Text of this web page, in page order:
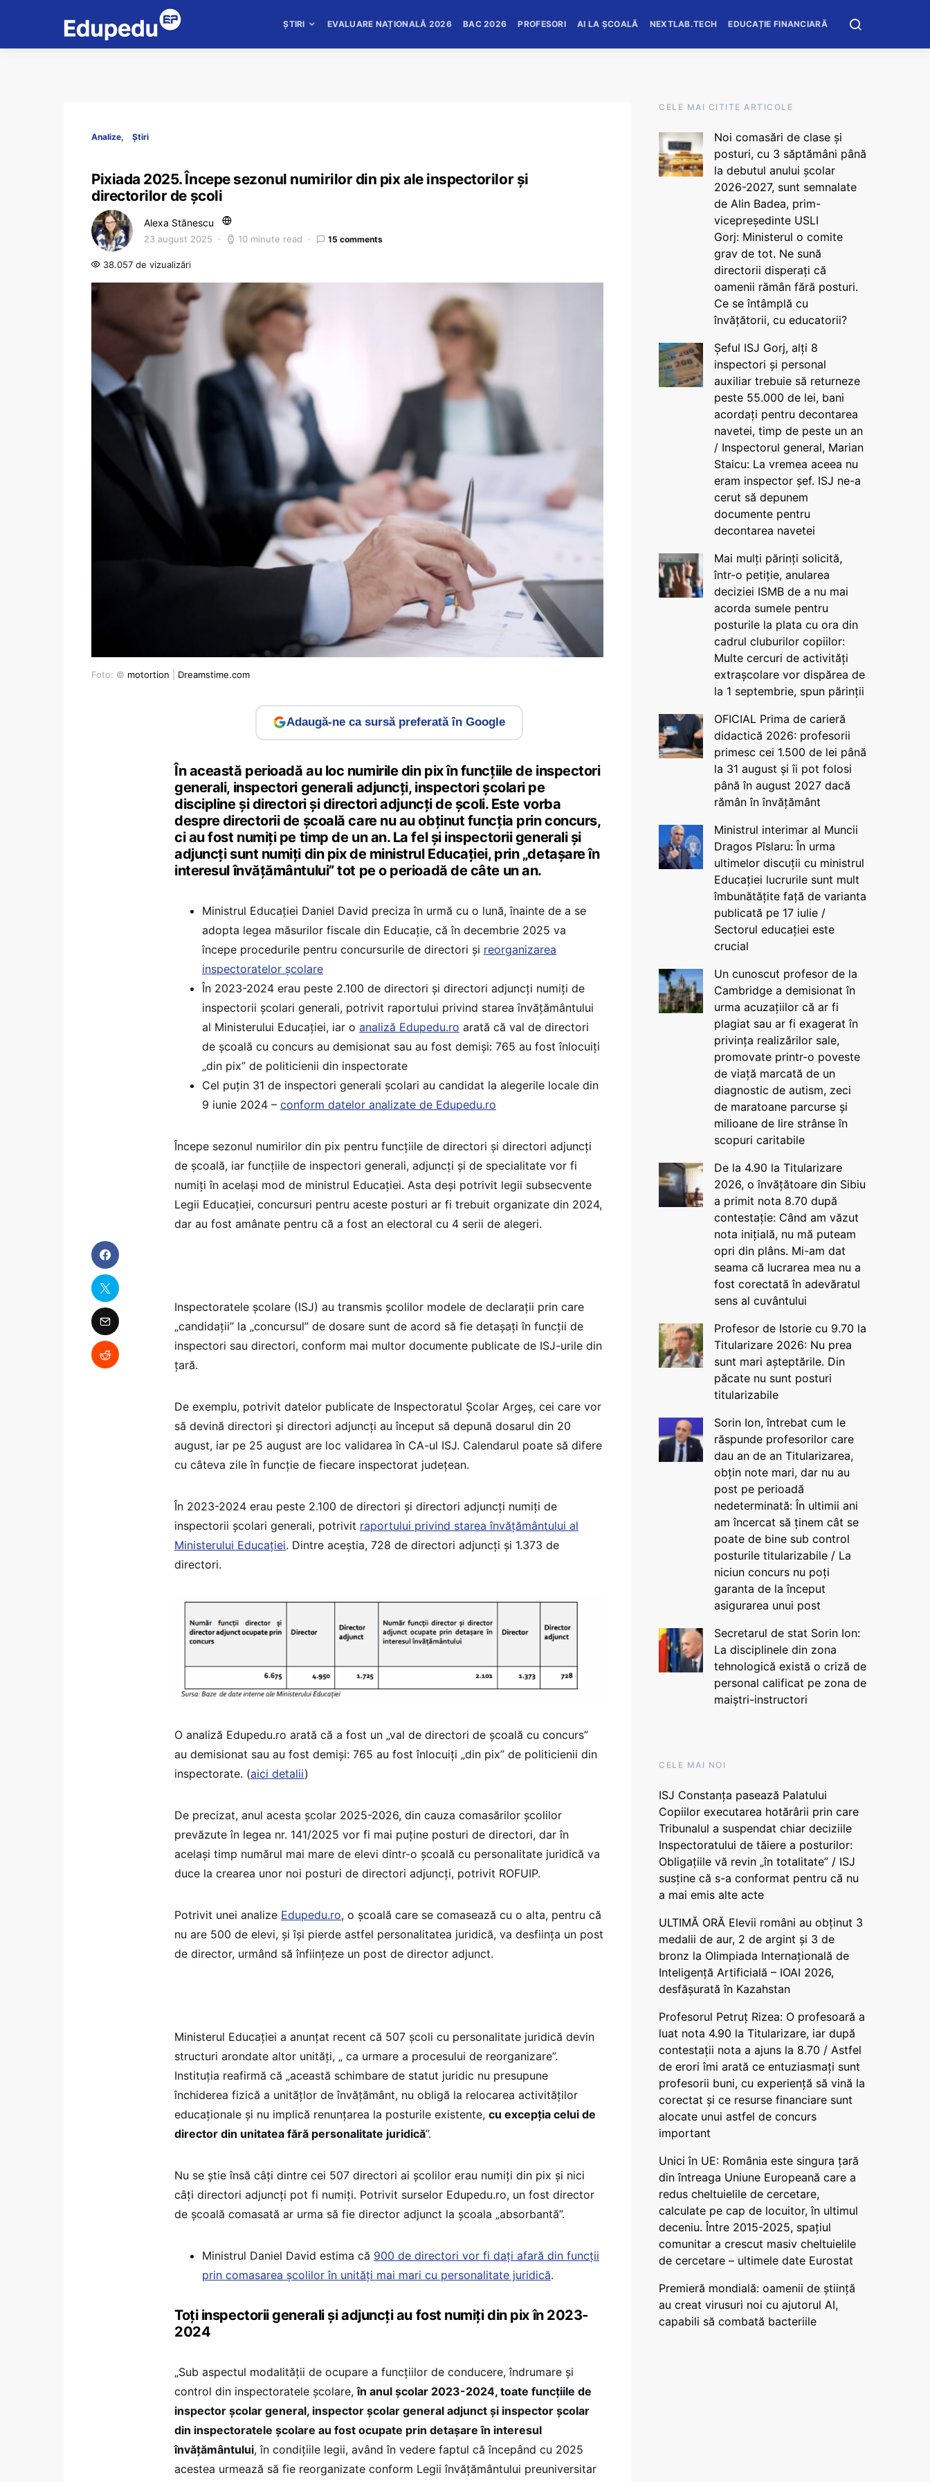
ȘTIRI EVALUARE NAȚIONALĂ 2026 BAC 2026 PROFESORI AI LA ȘCOALĂ NEXTLAB.TECH EDUCAȚIE FINANCIARĂ
Analize Știri
Pixiada 2025. Începe sezonul numirilor din pix ale inspectorilor și
directorilor de școli
Alexa Stănescu
23 august 2025 10 minute read 15 comments
38.057 de vizualizări
Foto: © motortion Dreamstime.com
Adaugă-ne ca sursă preferată în Google
În această perioadă au loc numirile din pix în funcțiile de inspectori
generali, inspectori generali adjuncți, inspectori școlari pe
discipline și directori și directori adjuncți de școli. Este vorba
despre directorii de școală care nu au obținut funcția prin concurs,
ci au fost numiți pe timp de un an. La fel și inspectorii generali și
adjuncți sunt numiți din pix de ministrul Educației, prin „detașare în
interesul învățământului” tot pe o perioadă de câte un an.
Ministrul Educației Daniel David preciza în urmă cu o lună, înainte de a se
adopta legea măsurilor fiscale din Educație, că în decembrie 2025 va
începe procedurile pentru concursurile de directori și reorganizarea
inspectoratelor școlare
În 2023-2024 erau peste 2.100 de directori și directori adjuncți numiți de
inspectorii școlari generali, potrivit raportului privind starea învățământului
al Ministerului Educației, iar o analiză Edupedu.ro arată că val de directori
de școală cu concurs au demisionat sau au fost demiși: 765 au fost înlocuiți
„din pix” de politicienii din inspectorate
Cel puțin 31 de inspectori generali școlari au candidat la alegerile locale din
9 iunie 2024 – conform datelor analizate de Edupedu.ro
Începe sezonul numirilor din pix pentru funcțiile de directori și directori adjuncți
de școală, iar funcțiile de inspectori generali, adjuncți și de specialitate vor fi
numiți în același mod de ministrul Educației. Asta deși potrivit legii subsecvente
Legii Educației, concursuri pentru aceste posturi ar fi trebuit organizate din 2024,
dar au fost amânate pentru că a fost an electoral cu 4 serii de alegeri.
Inspectoratele școlare (ISJ) au transmis școlilor modele de declarații prin care
„candidații” la „concursul” de dosare sunt de acord să fie detașați în funcții de
inspectori sau directori, conform mai multor documente publicate de ISJ-urile din
țară.
De exemplu, potrivit datelor publicate de Inspectoratul Școlar Argeș, cei care vor
să devină directori și directori adjuncți au început să depună dosarul din 20
august, iar pe 25 august are loc validarea în CA-ul ISJ. Calendarul poate să difere
cu câteva zile în funcție de fiecare inspectorat județean.
În 2023-2024 erau peste 2.100 de directori și directori adjuncți numiți de
inspectorii școlari generali, potrivit raportului privind starea învățământului al
Ministerului Educației. Dintre aceștia, 728 de directori adjuncți și 1.373 de
directori.
O analiză Edupedu.ro arată că a fost un „val de directori de școală cu concurs”
au demisionat sau au fost demiși: 765 au fost înlocuiți „din pix” de politicienii din
inspectorate. (aici detalii)
De precizat, anul acesta școlar 2025-2026, din cauza comasărilor școlilor
prevăzute în legea nr. 141/2025 vor fi mai puține posturi de directori, dar în
același timp numărul mai mare de elevi dintr-o școală cu personalitate juridică va
duce la crearea unor noi posturi de directori adjuncți, potrivit ROFUIP.
Potrivit unei analize Edupedu.ro, o școală care se comasează cu o alta, pentru că
nu are 500 de elevi, și își pierde astfel personalitatea juridică, va desființa un post
de director, urmând să înființeze un post de director adjunct.
Ministerul Educației a anunțat recent că 507 școli cu personalitate juridică devin
structuri arondate altor unități, „ ca urmare a procesului de reorganizare”.
Instituția reafirmă că „această schimbare de statut juridic nu presupune
închiderea fizică a unitățlor de învățământ, nu obligă la relocarea activităților
educaționale și nu implică renunțarea la posturile existente, cu excepția celui de
director din unitatea fără personalitate juridică”.
Nu se știe însă câți dintre cei 507 directori ai școlilor erau numiți din pix și nici
câți directori adjuncți pot fi numiți. Potrivit surselor Edupedu.ro, un fost director
de școală comasată ar urma să fie director adjunct la școala „absorbantă”.
Ministrul Daniel David estima că 900 de directori vor fi dați afară din funcții
prin comasarea școlilor în unități mai mari cu personalitate juridică.
Toți inspectorii generali și adjuncți au fost numiți din pix în 2023-
2024
„Sub aspectul modalității de ocupare a funcțiilor de conducere, îndrumare și
control din inspectoratele școlare,în anul școlar 2023-2024, toate funcțiile de
inspector școlar general, inspector școlar general adjunct și inspector școlar
din inspectoratele școlare au fost ocupate prin detașare în interesul
învățământului, în condițiile legii, având în vedere faptul că începând cu 2025
acestea urmează să fie reorganizate conform Legii învățământului preuniversitar
CELE MAI CITITE ARTICOLE
Noi comasări de clase și
posturi, cu 3 săptămâni până
la debutul anului școlar
2026-2027, sunt semnalate
de Alin Badea, prim-
vicepreședinte USLI
Gorj: Ministerul o comite
grav de tot. Ne sună
directorii disperați că
oamenii rămân fără posturi.
Ce se întâmplă cu
învățătorii, cu educatorii?
Șeful ISJ Gorj, alți 8
inspectori și personal
auxiliar trebuie să returneze
peste 55.000 de lei, bani
acordați pentru decontarea
navetei, timp de peste un an
/ Inspectorul general, Marian
Staicu: La vremea aceea nu
eram inspector șef. ISJ ne-a
cerut să depunem
documente pentru
decontarea navetei
Mai mulți părinți solicită,
într-o petiție, anularea
deciziei ISMB de a nu mai
acorda sumele pentru
posturile la plata cu ora din
cadrul cluburilor copiilor:
Multe cercuri de activități
extrașcolare vor dispărea de
la 1 septembrie, spun părinții
OFICIAL Prima de carieră
didactică 2026: profesorii
primesc cei 1.500 de lei până
la 31 august și îi pot folosi
până în august 2027 dacă
rămân în învățământ
Ministrul interimar al Muncii
Dragos Pîslaru: În urma
ultimelor discuții cu ministrul
Educației lucrurile sunt mult
îmbunătățite față de varianta
publicată pe 17 iulie /
Sectorul educației este
crucial
Un cunoscut profesor de la
Cambridge a demisionat în
urma acuzațiilor că ar fi
plagiat sau ar fi exagerat în
privința realizărilor sale,
promovate printr-o poveste
de viață marcată de un
diagnostic de autism, zeci
de maratoane parcurse și
milioane de lire strânse în
scopuri caritabile
De la 4.90 la Titularizare
2026, o învățătoare din Sibiu
a primit nota 8.70 după
contestație: Când am văzut
nota inițială, nu mă puteam
opri din plâns. Mi-am dat
seama că lucrarea mea nu a
fost corectată în adevăratul
sens al cuvântului
Profesor de Istorie cu 9.70 la
Titularizare 2026: Nu prea
sunt mari așteptările. Din
păcate nu sunt posturi
titularizabile
Sorin Ion, întrebat cum le
răspunde profesorilor care
dau an de an Titularizarea,
obțin note mari, dar nu au
post pe perioadă
nedeterminată: În ultimii ani
am încercat să ținem cât se
poate de bine sub control
posturile titularizabile / La
niciun concurs nu poți
garanta de la început
asigurarea unui post
Secretarul de stat Sorin Ion:
La disciplinele din zona
tehnologică există o criză de
personal calificat pe zona de
maiștri-instructori
CELE MAI NOI
ISJ Constanța pasează Palatului
Copiilor executarea hotărârii prin care
Tribunalul a suspendat chiar deciziile
Inspectoratului de tăiere a posturilor:
Obligațiile vă revin „în totalitate” / ISJ
susține că s-a conformat pentru că nu
a mai emis alte acte
ULTIMĂ ORĂ Elevii români au obținut 3
medalii de aur, 2 de argint și 3 de
bronz la Olimpiada Internațională de
Inteligență Artificială – IOAI 2026,
desfășurată în Kazahstan
Profesorul Petruț Rizea: O profesoară a
luat nota 4.90 la Titularizare, iar după
contestații nota a ajuns la 8.70 / Astfel
de erori îmi arată ce entuziasmați sunt
profesorii buni, cu experiență să vină la
corectat și ce resurse financiare sunt
alocate unui astfel de concurs
important
Unici în UE: România este singura țară
din întreaga Uniune Europeană care a
redus cheltuielile de cercetare,
calculate pe cap de locuitor, în ultimul
deceniu. Între 2015-2025, spațiul
comunitar a crescut masiv cheltuielile
de cercetare – ultimele date Eurostat
Premieră mondială: oamenii de știință
au creat virusuri noi cu ajutorul AI,
capabili să combată bacteriile